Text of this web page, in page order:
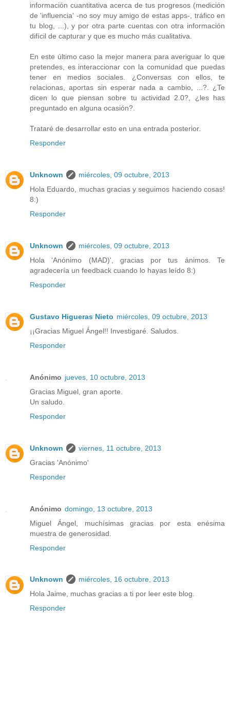
información cuantitativa acerca de tus progresos (medición
de 'influencia' -no soy muy amigo de estas apps-, tráfico en
tu blog, ...), y por otra parte cuentas con otra información
difícil de capturar y que es mucho más cualitativa.
En este último caso la mejor manera para averiguar lo que
pretendes, es interaccionar con la comunidad que puedas
tener en medios sociales. ¿Conversas con ellos, te
relacionas, aportas sin esperar nada a cambio, ...?. ¿Te
dicen lo que piensan sobre tu actividad 2.0?, ¿les has
preguntado en alguna ocasión?.
Trataré de desarrollar esto en una entrada posterior.
Responder
Unknown
miércoles, 09 octubre, 2013
Hola Eduardo, muchas gracias y seguimos haciendo cosas!
8:)
Responder
Unknown
miércoles, 09 octubre, 2013
Hola 'Anónimo (MAD)', gracias por tus ánimos. Te
agradecería un feedback cuando lo hayas leído 8:)
Responder
Gustavo Higueras Nieto miércoles, 09 octubre, 2013
¡¡Gracias Miguel Ángel!! Investigaré. Saludos.
Responder
Anónimo jueves, 10 octubre, 2013
Gracias Miguel, gran aporte.
Un saludo.
Responder
Unknown
viernes, 11 octubre, 2013
Gracias 'Anónimo'
Responder
Anónimo domingo, 13 octubre, 2013
Miguel Ángel, muchísimas gracias por esta enésima
muestra de generosidad.
Responder
Unknown
miércoles, 16 octubre, 2013
Hola Jaime, muchas gracias a ti por leer este blog.
Responder